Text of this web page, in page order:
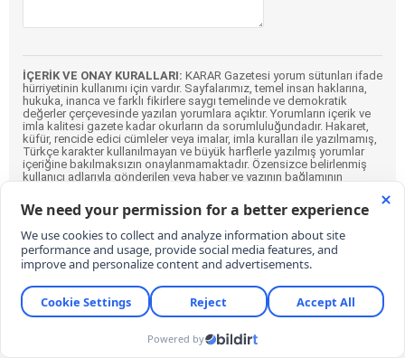
İÇERİK VE ONAY KURALLARI: KARAR Gazetesi yorum sütunları ifade
hürriyetinin kullanımı için vardır. Sayfalarımız, temel insan haklarına,
hukuka, inanca ve farklı fikirlere saygı temelinde ve demokratik
değerler çerçevesinde yazılan yorumlara açıktır. Yorumların içerik ve
imla kalitesi gazete kadar okurların da sorumluluğundadır. Hakaret,
küfür, rencide edici cümleler veya imalar, imla kuralları ile yazılmamış,
Türkçe karakter kullanılmayan ve büyük harflerle yazılmış yorumlar
içeriğine bakılmaksızın onaylanmamaktadır. Özensizce belirlenmiş
kullanıcı adlarıyla gönderilen veya haber ve yazının bağlamının
onaylanmamaktadır.